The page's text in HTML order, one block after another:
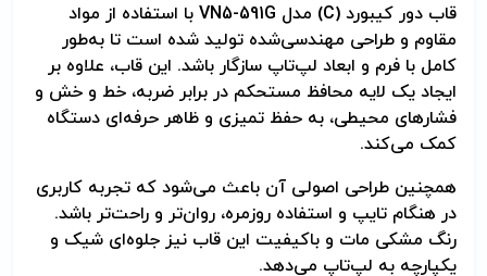
قاب دور کیبورد (C) مدل VN5-591G با استفاده از مواد
مقاوم و طراحی مهندسی‌شده تولید شده است تا به‌طور
کامل با فرم و ابعاد لپ‌تاپ سازگار باشد. این قاب، علاوه بر
ایجاد یک لایه محافظ مستحکم در برابر ضربه، خط و خش و
فشارهای محیطی، به حفظ تمیزی و ظاهر حرفه‌ای دستگاه
کمک می‌کند.
همچنین طراحی اصولی آن باعث می‌شود که تجربه کاربری
در هنگام تایپ و استفاده روزمره، روان‌تر و راحت‌تر باشد.
رنگ مشکی مات و باکیفیت این قاب نیز جلوه‌ای شیک و
یکپارچه به لپ‌تاپ می‌دهد.